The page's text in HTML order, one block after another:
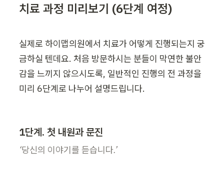
치료 과정 미리보기 (6단계 여정)
실제로 하이맵의원에서 치료가 어떻게 진행되는지 궁
금하실 텐데요. 처음 방문하시는 분들이 막연한 불안
감을 느끼지 않으시도록, 일반적인 진행의 전 과정을
미리 6단계로 나누어 설명드립니다.
1단계. 첫 내원과 문진
‘당신의 이야기를 듣습니다.’